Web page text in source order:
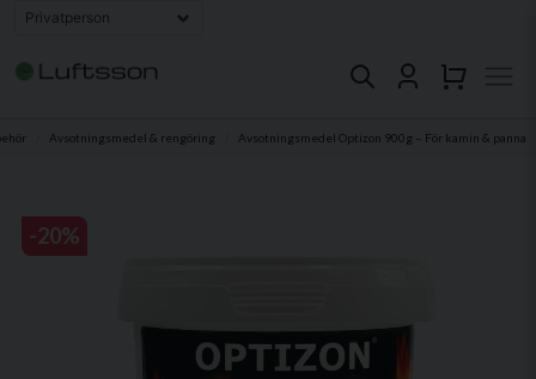
Avsotningsmedel & rengöring Avsotningsmedel Optizon 900g – För kamin & panna
-20%